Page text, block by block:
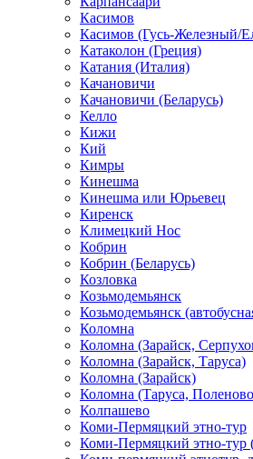
Касимов
Касимов (Гусь-Железный/
Катаколон (Греция)
Катания (Италия)
Качановичи
Качановичи (Беларусь)
Келло
Кижи
Кий
Кимры
Кинешма
Кинешма или Юрьевец
Киренск
Климецкий Нос
Кобрин
Кобрин (Беларусь)
Козловка
Козьмодемьянск
Козьмодемьянск
Коломна
Коломна (Зарайск,
Коломна (Зарайск, Таруса)
Коломна (Зарайск)
Коломна (Таруса,
Колпашево
Коми-Пермяцкий этно-тур
Коми-Пермяцкий этно-тур